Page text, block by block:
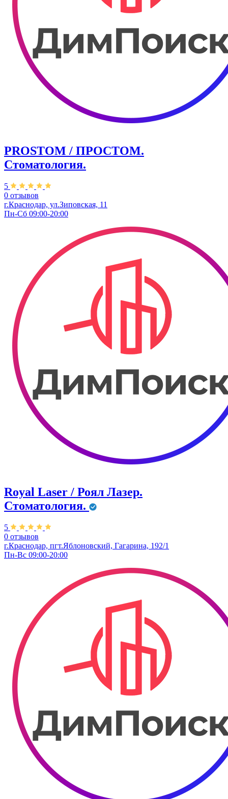
PROSTOM / ПРОСТОМ.
Стоматология.
5
0 отзывов
г.Краснодар, ул.Зиповская, 11
Пн-Сб 09:00-20:00
Royal Laser / Роял Лазер.
Стоматология.
5
0 отзывов
г.Краснодар, пгт.Яблоновский, Гагарина, 192/1
Пн-Вс 09:00-20:00